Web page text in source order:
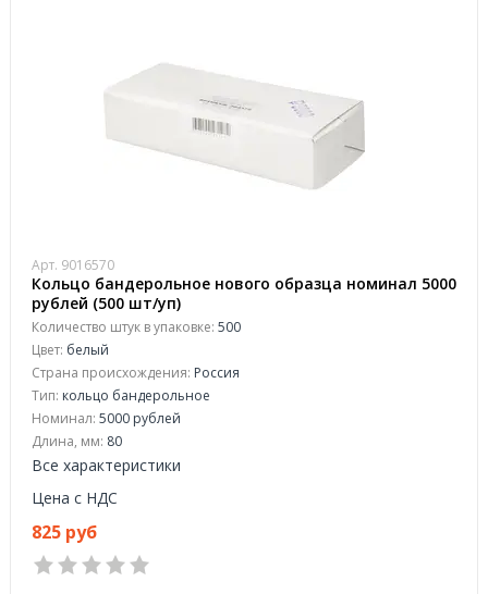
Арт. 9016570
Кольцо бандерольное нового образца номинал 5000
рублей (500 шт/уп)
Количество штук в упаковке: 500
Цвет: белый
Страна происхождения: Россия
Тип: кольцо бандерольное
Номинал: 5000 рублей
Длина, мм: 80
Все характеристики
Цена с НДС
825 руб